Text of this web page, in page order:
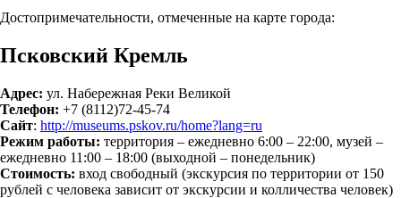
Достопримечательности, отмеченные на карте города:
Псковский Кремль
Адрес: ул. Набережная Реки Великой
Телефон: +7 (8112)72-45-74
Сайт: http://museums.pskov.ru/home?lang=ru
Режим работы: территория – ежедневно 6:00 – 22:00, музей –
ежедневно 11:00 – 18:00 (выходной – понедельник)
Стоимость: вход свободный (экскурсия по территории от 150
рублей с человека зависит от экскурсии и колличества человек)